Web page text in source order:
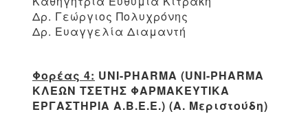
Δρ. Γεώργιος Πολυχρόνης
Δρ. Ευαγγελία Διαμαντή
Φορέας 4: UNI-PHARMA (UNI-PHARMA
ΚΛΕΩΝ ΤΣΕΤΗΣ ΦΑΡΜΑΚΕΥΤΙΚΑ
ΕΡΓΑΣΤΗΡΙΑ Α.Β.Ε.Ε.) (Α. Μεριστούδη)